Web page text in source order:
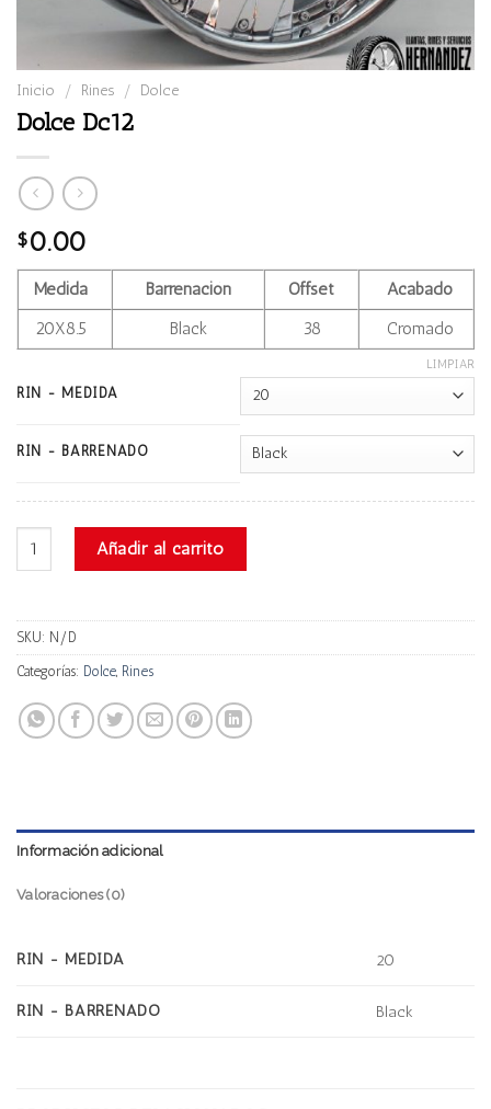
Inicio / Rines / Dolce
Dolce Dc12
$0.00
Medida Barrenación Offset
Acabado
20X8.5
Black 38 Cromado
RIN - MEDIDA
RIN - BARRENADO
LIMPIAR
Dolce Dc12 cantidadAñadir al carrito
SKU: N/D
Categorías: Dolce, Rines
Información adicional
Valoraciones (0)
RIN - MEDIDA 20
RIN - BARRENADO Black